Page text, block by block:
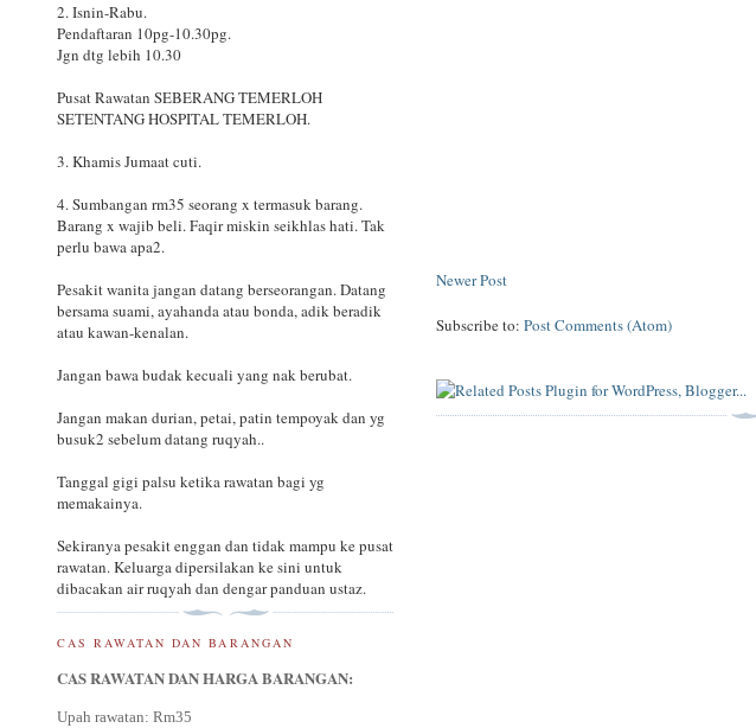
Newer Post
Subscribe to:Post Comments (Atom)
2. Isnin-Rabu.
Pendaftaran 10pg-10.30pg.
Jgn dtg lebih 10.30
Pusat Rawatan SEBERANG TEMERLOH
SETENTANG HOSPITAL TEMERLOH.
3. Khamis Jumaat cuti.
4. Sumbangan rm35 seorang x termasuk barang.
Barang x wajib beli. Faqir miskin seikhlas hati. Tak
perlu bawa apa2.
Pesakit wanita jangan datang berseorangan. Datang
bersama suami, ayahanda atau bonda, adik beradik
atau kawan-kenalan.
Jangan bawa budak kecuali yang nak berubat.
Jangan makan durian, petai, patin tempoyak dan yg
busuk2 sebelum datang ruqyah..
Tanggal gigi palsu ketika rawatan bagi yg
memakainya.
Sekiranya pesakit enggan dan tidak mampu ke pusat
rawatan. Keluarga dipersilakan ke sini untuk
dibacakan air ruqyah dan dengar panduan ustaz.
CAS RAWATAN DAN BARANGAN
CAS RAWATAN DAN HARGA BARANGAN:
Upah rawatan: Rm35